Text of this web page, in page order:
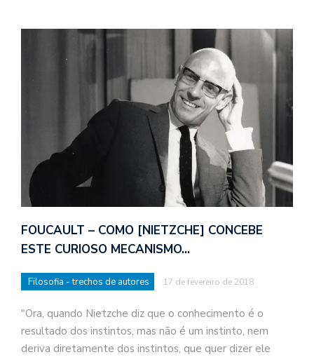
FOUCAULT – COMO [NIETZCHE] CONCEBE
ESTE CURIOSO MECANISMO…
Filosofia - trechos de autores 17 de fevereiro de 2018
"Ora, quando Nietzche diz que o conhecimento é o
resultado dos instintos, mas não é um instinto, nem
deriva diretamente dos instintos, que quer dizer ele